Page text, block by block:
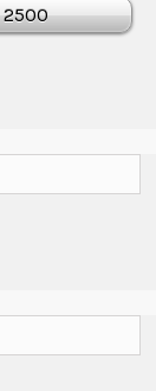
2500